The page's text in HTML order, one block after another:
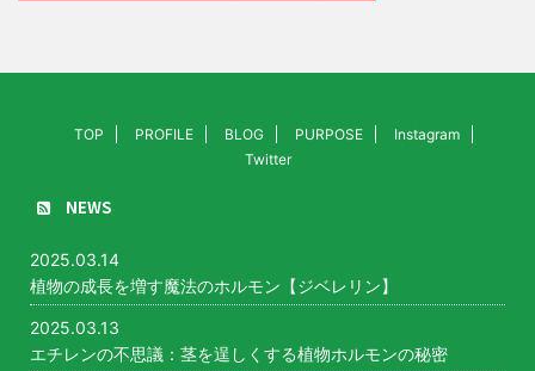
TOP PROFILE BLOG PURPOSE
Instagram
Twitter
NEWS
2025.03.14
植物の成長を増す魔法のホルモン【ジベレリン】
2025.03.13
エチレンの不思議：茎を逞しくする植物ホルモンの秘密